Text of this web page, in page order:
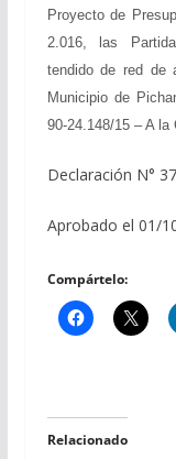
Proyecto de
2.016, las
tendido de red de
Municipio de
90-24.148/15 – A la
Declaración N°
Aprobado el 01/
Compártelo:
Relacionado